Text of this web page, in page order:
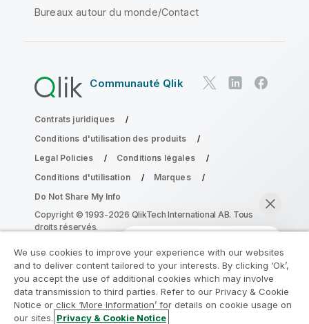
Bureaux autour du monde/Contact
Communauté Qlik
Contrats juridiques
Conditions d'utilisation des produits
Legal Policies
Conditions légales
Conditions d'utilisation
Marques
Do Not Share My Info
Copyright © 1993-2026 QlikTech International AB. Tous
droits réservés.
Rejoignez le Programme de
modernisation analytique
We use cookies to improve your experience with our websites
and to deliver content tailored to your interests. By clicking ‘Ok’,
you accept the use of additional cookies which may involve
data transmission to third parties. Refer to our Privacy & Cookie
Notice or click ‘More Information’ for details on cookie usage on
our sites. Privacy & Cookie Notice